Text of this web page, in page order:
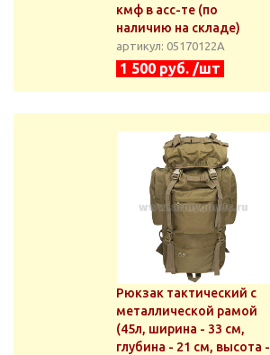
кмф в асс-те (по
наличию на складе)
артикул: 05170122А
1 500 руб. /шт
Рюкзак тактический с
металлической рамой
(45л, ширина - 33 см,
глубина - 21 см, высота -